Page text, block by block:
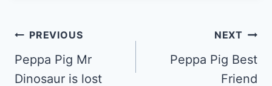
PREVIOUS
Peppa Pig Mr
Dinosaur is lost
NEXT
Peppa Pig Best
Friend